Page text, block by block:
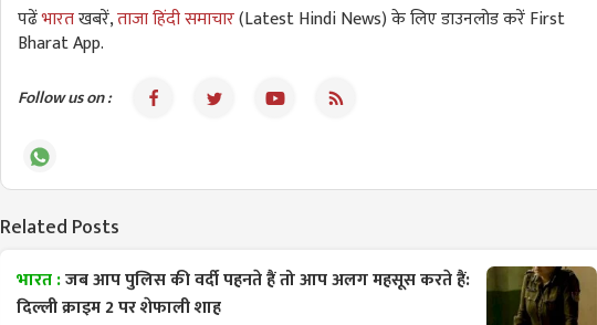
पढेंभारतखबरें,ताजा हिंदी समाचार(Latest Hindi News) के लिए डाउनलोड करें First
Bharat App.
Follow us on :
Related Posts
भारत :जब आप पुलिस की वर्दी पहनते हैं तो आप अलग महसूस करते हैं:
दिल्ली क्राइम 2 पर शेफाली शाह